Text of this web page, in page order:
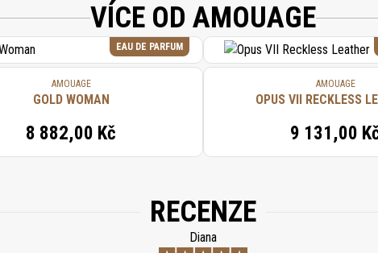
VÍCE OD AMOUAGE
EAU DE PARFUM
AMOUAGE
GOLD WOMAN
8 882,00 Kč
AMOUAGE
OPUS VII RECKLESS
9 131,00
RECENZE
Diana